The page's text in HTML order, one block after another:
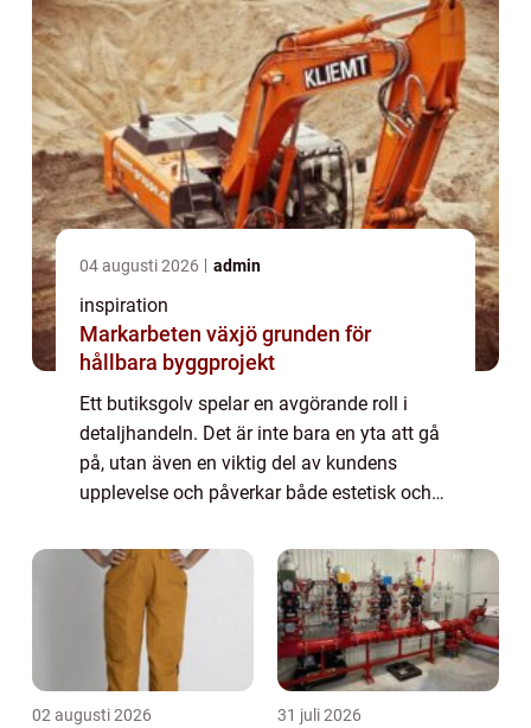
04 augusti 2026 admin
inspiration
Markarbeten växjö grunden för
hållbara byggprojekt
Ett butiksgolv spelar en avgörande roll i
detaljhandeln. Det är inte bara en yta att gå
på, utan även en viktig del av kundens
upplevelse och påverkar både estetisk och
02 augusti 2026 31 juli 2026